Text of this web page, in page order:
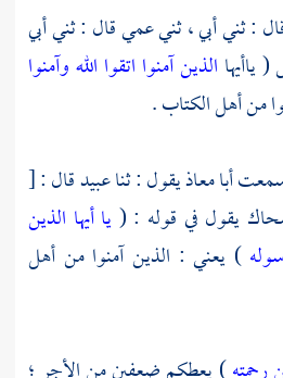
: ثني أبي ، ثني عمي قال : ثني أبي
( ياأيها الذين آمنوا اتقوا الله وآمنوا
من أهل الكتاب .
أبا معاذيقول : ثناعبيدقال :[
يقول في قوله : (يا أيها الذين
) يعني : الذين آمنوا من أهل